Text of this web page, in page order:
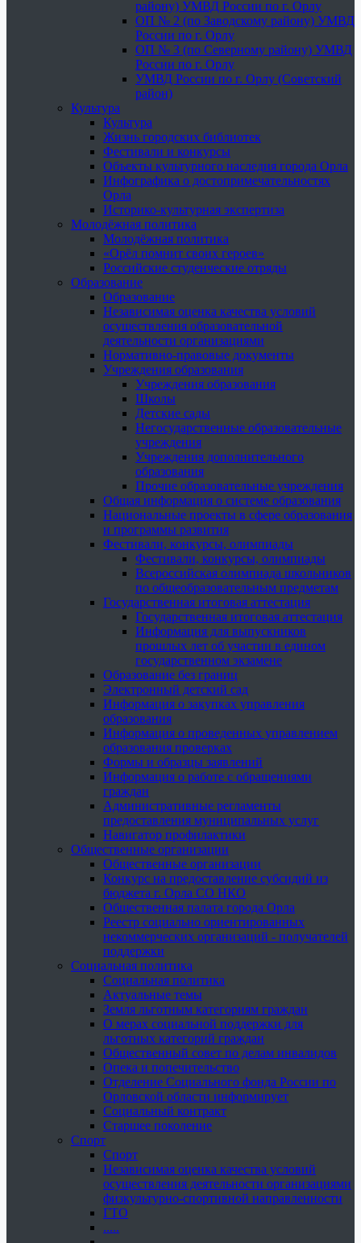
району) УМВД России по г. Орлу
ОП № 2 (по Заводскому району) УМВД
России по г. Орлу
ОП № 3 (по Северному району) УМВД
России по г. Орлу
УМВД России по г. Орлу (Советский
район)
Культура
Культура
Жизнь городских библиотек
Фестивали и конкурсы
Объекты культурного наследия города Орла
Инфографика о достопримечательностях
Орла
Историко-культурная экспертиза
Молодёжная политика
Молодёжная политика
«Орёл помнит своих героев»
Российские студенческие отряды
Образование
Образование
Независимая оценка качества условий
осуществления образовательной
деятельности организациями
Нормативно-правовые документы
Учреждения образования
Учреждения образования
Школы
Детские сады
Негосударственные образовательные
учреждения
Учреждения дополнительного
образования
Прочие образовательные учреждения
Общая информация о системе образования
Национальные проекты в сфере образования
и программы развития
Фестивали, конкурсы, олимпиады
Фестивали, конкурсы, олимпиады
Всероссийская олимпиада школьников
по общеобразовательным предметам
Государственная итоговая аттестация
Государственная итоговая аттестация
Информация для выпускников
прошлых лет об участии в едином
государственном экзамене
Образование без границ
Электронный детский сад
Информация о закупках управления
образования
Информация о проведенных управлением
образования проверках
Формы и образцы заявлений
Информация о работе с обращениями
граждан
Административные регламенты
предоставления муниципальных услуг
Навигатор профилактики
Общественные организации
Общественные организации
Конкурс на предоставление субсидий из
бюджета г. Орла СО НКО
Общественная палата города Орла
Реестр социально ориентированных
некоммерческих организаций - получателей
поддержки
Социальная политика
Социальная политика
Актуальные темы
Земля льготным категориям граждан
О мерах социальной поддержки для
льготных категорий граждан
Общественный совет по делам инвалидов
Опека и попечительство
Отделение Социального фонда России по
Орловской области информирует
Социальный контракт
Старшее поколение
Спорт
Спорт
Независимая оценка качества условий
осуществления деятельности организациями
физкультурно-спортивной направленности
ГТО
.....